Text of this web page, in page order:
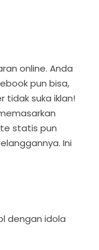
online. Anda
pun bisa,
tidak suka iklan!
statis pun
Ini
dengan idola